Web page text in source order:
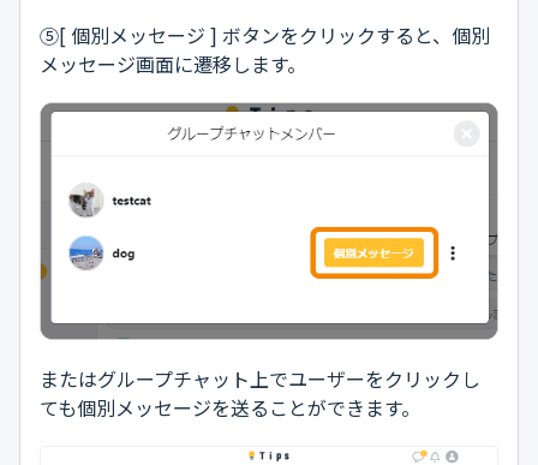
⑤[ 個別メッセージ ] ボタンをクリックすると、個別
メッセージ画面に遷移します。
またはグループチャット上でユーザーをクリックし
ても個別メッセージを送ることができます。